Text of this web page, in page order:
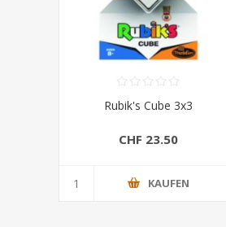
Rubik's Cube 3x3
CHF 23.50
KAUFEN